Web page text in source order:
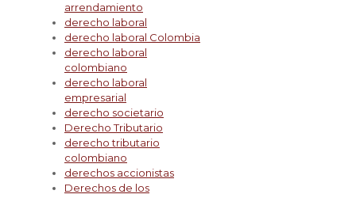
arrendamiento
derecho laboral
derecho laboral Colombia
derecho laboral
colombiano
derecho laboral
empresarial
derecho societario
Derecho Tributario
derecho tributario
colombiano
derechos accionistas
Derechos de los